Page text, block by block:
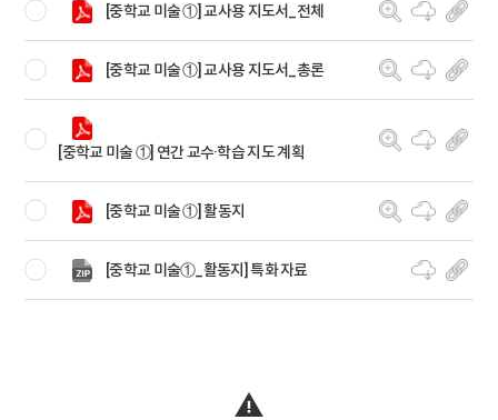
[중학교 미술 ①] 교사용 지도서_전체
[중학교 미술 ①] 교사용 지도서_총론
[중학교 미술 ①] 연간 교수·학습 지도 계획
[중학교 미술 ①] 활동지
[중학교 미술①_활동지] 특화 자료